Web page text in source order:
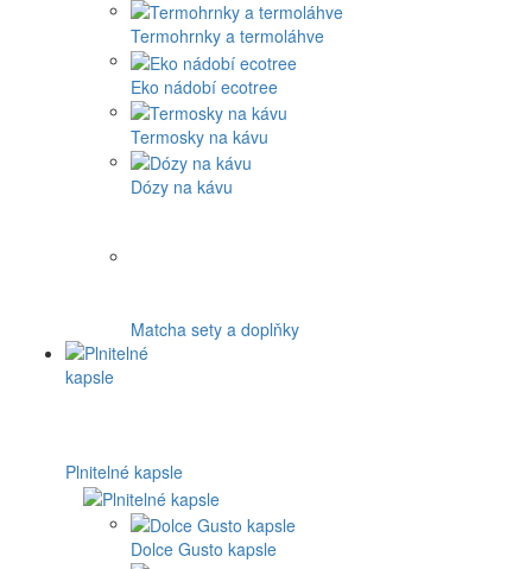
Termohrnky a termoláhve
Eko nádobí ecotree
Termosky na kávu
Dózy na kávu
Matcha sety a doplňky
Plnitelné kapsle
Dolce Gusto kapsle